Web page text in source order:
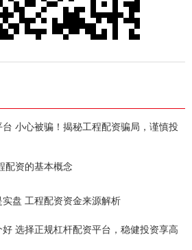
小心被骗！揭秘工程配资骗局，谨慎投
配资的基本概念
盘 工程配资资金来源解析
选择正规杠杆配资平台，稳健投资享高